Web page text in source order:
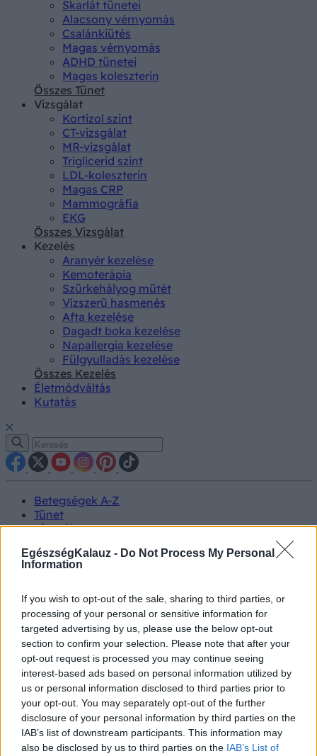
EgészségKalauz - Do Not Process My Personal
Information
If you wish to opt-out of the sale, sharing to third parties, or
processing of your personal or sensitive information for
targeted advertising by us, please use the below opt-out
section to confirm your selection. Please note that after your
opt-out request is processed you may continue seeing
interest-based ads based on personal information utilized by
us or personal information disclosed to third parties prior to
your opt-out. You may separately opt-out of the further
disclosure of your personal information by third parties on the
IAB’s list of downstream participants. This information may
also be disclosed by us to third parties on the IAB’s List of
Skarlát tünetei
Alacsony vérnyomás
Csalánkiütés
Magas vérnyomás
ADHD tünetei
Magas koleszterin
Összes Tünet
Vizsgálat
Kortizol szint
CT-vizsgálat
MR-vizsgálat
Triglicerid szint
LDL-koleszterin
Magas CRP
Mammográfia
EKG
Összes Vizsgálat
Kezelés
Aranyér kezelése
Kemoterápia
Szürkehályog műtét
Vízszerű hasmenés
Afta kezelése
Dagadt boka kezelése
Napallergia kezelése
Fülgyulladás kezelése
Összes Kezelés
Életmódváltás
Kutatás
Betegségek A-Z
Tünet
Vizsgálat
Életmódváltás
Kutatás
Hírek
Videók
Kisállatok egészsége
#allergia #influenza#cukorbetegség
#orvosmeteorológia#vérnyomás#stroke#rákbetegség
#pajzsmirigy#reflux#ekcéma#herpesz
Regisztráció